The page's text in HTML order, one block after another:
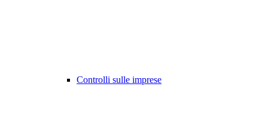
Controlli sulle imprese